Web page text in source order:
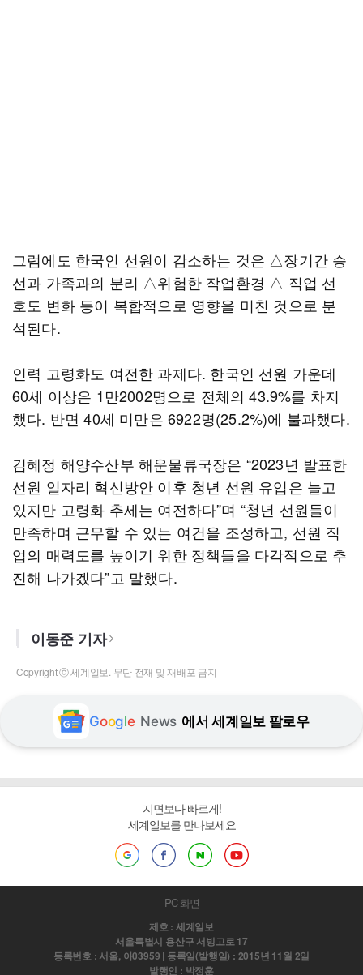
그럼에도 한국인 선원이 감소하는 것은 △장기간 승
선과 가족과의 분리 △위험한 작업환경 △ 직업 선
호도 변화 등이 복합적으로 영향을 미친 것으로 분
석된다.
인력 고령화도 여전한 과제다. 한국인 선원 가운데
60세 이상은 1만2002명으로 전체의 43.9%를 차지
했다. 반면 40세 미만은 6922명(25.2%)에 불과했다.
김혜정 해양수산부 해운물류국장은 “2023년 발표한
선원 일자리 혁신방안 이후 청년 선원 유입은 늘고
있지만 고령화 추세는 여전하다”며 “청년 선원들이
만족하며 근무할 수 있는 여건을 조성하고, 선원 직
업의 매력도를 높이기 위한 정책들을 다각적으로 추
진해 나가겠다”고 말했다.
이동준 기자
Copyright ⓒ 세계일보. 무단 전재 및 재배포 금지
Google News 에서 세계일보 팔로우
지면보다 빠르게!
세계일보를 만나보세요
PC 화면
제호 : 세계일보
서울특별시 용산구 서빙고로 17
등록번호 : 서울, 아03959 | 등록일(발행일) : 2015년 11월 2일
발행인 : 박정훈